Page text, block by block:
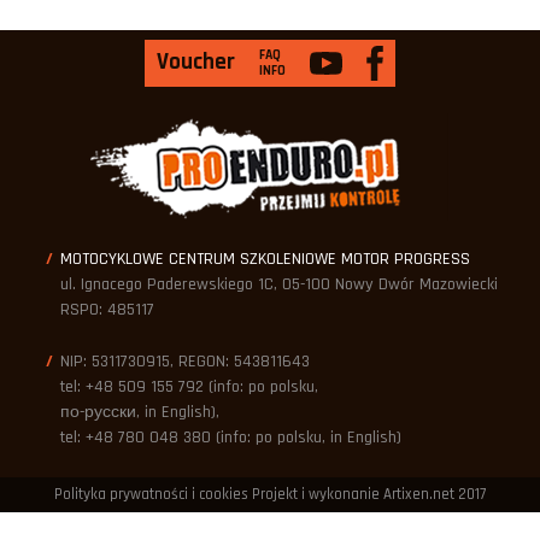
BMW
Harleyowi,
Harley
BMW
Voucher
FAQ
INFO
MOTOCYKLOWE CENTRUM SZKOLENIOWE MOTOR PROGRESS
ul. Ignacego Paderewskiego 1C, 05-100 Nowy Dwór Mazowiecki
RSPO: 485117
NIP: 5311730915, REGON: 543811643
tel: +48 509 155 792 (info: po polsku,
по-русски, in English),
tel: +48 780 048 380 (info: po polsku, in English)
Polityka prywatności i cookies Projekt i wykonanie Artixen.net 2017